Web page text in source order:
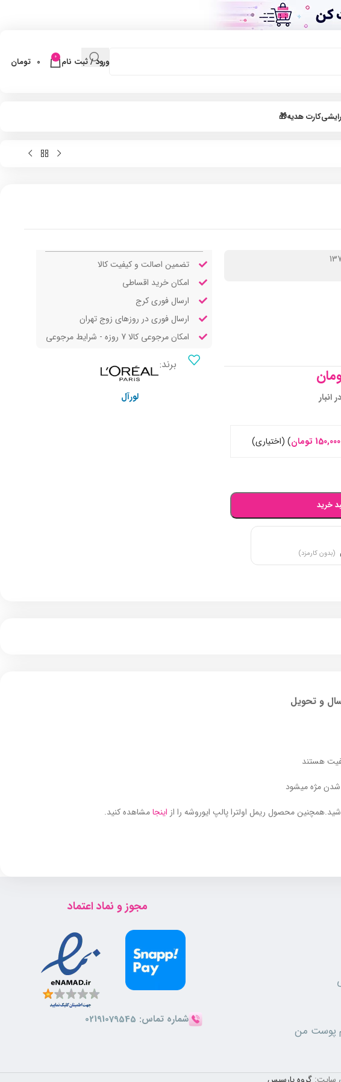
ورود / ثبت نام 0
0 تومان
کارت هدیه🎁
انبار
150,000 تومان) (اختیاری)
خرید
(بدون کارمزد)
تضمین اصالت و کیفیت کالا
امکان خرید اقساطی
ارسال فوری کرج
ارسال فوری در روزهای زوج تهران
امکان مرجوعی کالا 7 روزه - شرایط مرجوعی
برند:
لورآل
و تحویل
هستند
شدن مژه میشود
محصول ریمل اولترا پالپ ایوروشه را از اینجامشاهده کنید.
پوست من
مجوز و نماد اعتماد
شماره تماس: 02191079545